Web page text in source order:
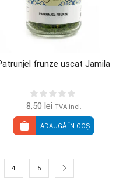
frunze uscat Jamila
8,50 lei TVA incl.
ADAUGĂ ÎN COȘ
4 5